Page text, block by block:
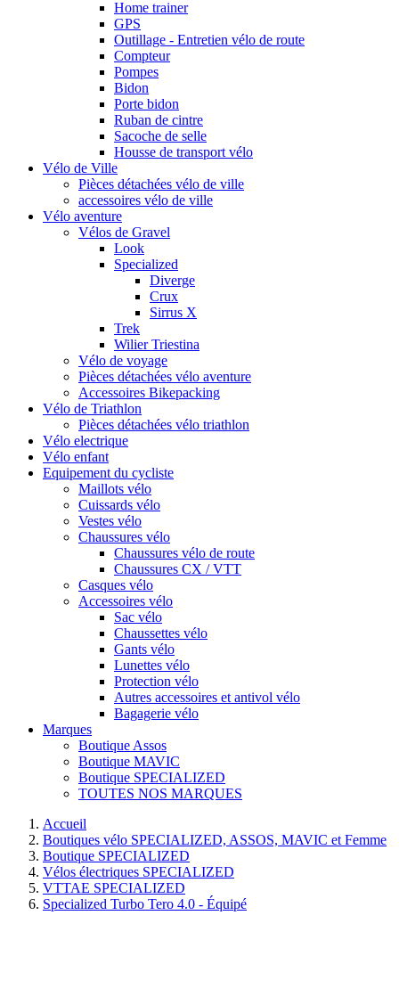
Home trainer
GPS
Outillage - Entretien vélo de route
Compteur
Pompes
Bidon
Porte bidon
Ruban de cintre
Sacoche de selle
Housse de transport vélo
Vélo de Ville
Pièces détachées vélo de ville
accessoires vélo de ville
Vélo aventure
Vélos de Gravel
Look
Specialized
Diverge
Crux
Sirrus X
Trek
Wilier Triestina
Vélo de voyage
Pièces détachées vélo aventure
Accessoires Bikepacking
Vélo de Triathlon
Pièces détachées vélo triathlon
Vélo electrique
Vélo enfant
Equipement du cycliste
Maillots vélo
Cuissards vélo
Vestes vélo
Chaussures vélo
Chaussures vélo de route
Chaussures CX / VTT
Casques vélo
Accessoires vélo
Sac vélo
Chaussettes vélo
Gants vélo
Lunettes vélo
Protection vélo
Autres accessoires et antivol vélo
Bagagerie vélo
Marques
Boutique Assos
Boutique MAVIC
Boutique SPECIALIZED
TOUTES NOS MARQUES
Accueil
Boutiques vélo SPECIALIZED, ASSOS, MAVIC et Femme
Boutique SPECIALIZED
Vélos électriques SPECIALIZED
VTTAE SPECIALIZED
Specialized Turbo Tero 4.0 - Équipé